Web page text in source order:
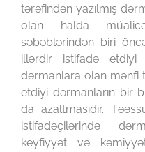
tərəfindən yazılmış
olan halda
səbəblərindən biri
illərdir istifadə etdiyi
dərmanlara olan mənfi
etdiyi dərmanların bir-
da azaltmasıdır.
istifadəçilərində
keyfiyyət və